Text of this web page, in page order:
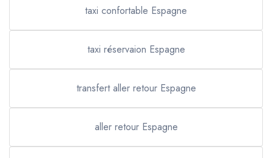
taxi confortable Espagne
taxi réservaion Espagne
transfert aller retour Espagne
aller retour Espagne